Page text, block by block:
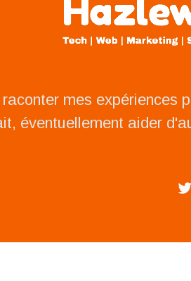
mes expériences
éventuellement aider